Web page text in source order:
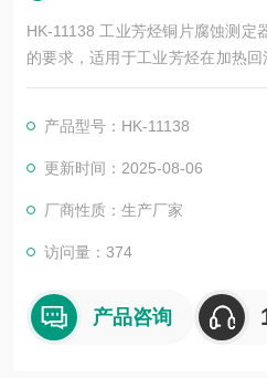
HK-11138 工业芳烃铜片腐蚀测定
的要求，适用于工业芳烃在加热回
试验。
产品型号：HK-11138
更新时间：2025-08-06
厂商性质：生产厂家
访问量：374
产品咨询